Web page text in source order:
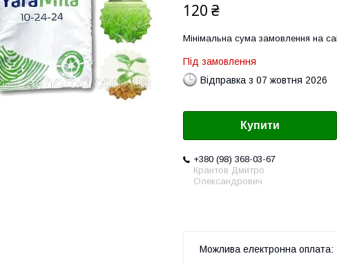
120 ₴
Мінімальна сума замовлення на
Під замовлення
Відправка з 07 жовтня 2026
Купити
+380 (98) 368-03-67
Крантов Дмитро
Олександрович